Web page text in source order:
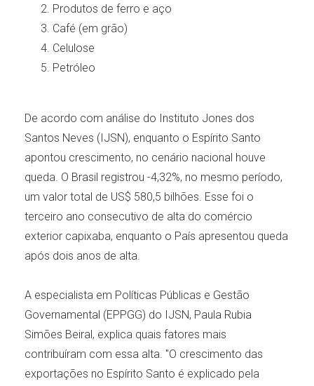
Produtos de ferro e aço
Café (em grão)
Celulose
Petróleo
De acordo com análise do Instituto Jones dos
Santos Neves (IJSN), enquanto o Espírito Santo
apontou crescimento, no cenário nacional houve
queda. O Brasil registrou -4,32%, no mesmo período,
um valor total de US$ 580,5 bilhões. Esse foi o
terceiro ano consecutivo de alta do comércio
exterior capixaba, enquanto o País apresentou queda
após dois anos de alta.
A especialista em Políticas Públicas e Gestão
Governamental (EPPGG) do IJSN, Paula Rubia
Simões Beiral, explica quais fatores mais
contribuíram com essa alta. "O crescimento das
exportações no Espírito Santo é explicado pela